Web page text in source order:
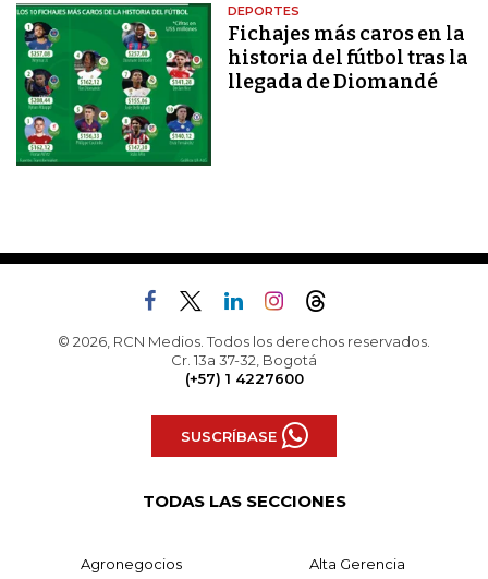
DEPORTES
Fichajes más caros en la
historia del fútbol tras la
llegada de Diomandé
© 2026, RCN Medios. Todos los derechos reservados.
Cr. 13a 37-32, Bogotá
(+57) 1 4227600
SUSCRÍBASE
TODAS LAS SECCIONES
Agronegocios Alta Gerencia